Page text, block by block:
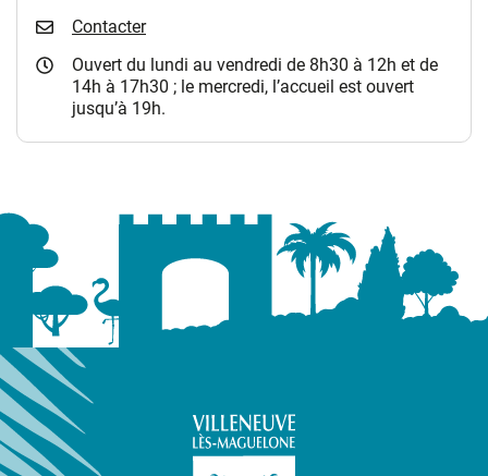
Contacter
Ouvert du lundi au vendredi de 8h30 à 12h et de
14h à 17h30 ; le mercredi, l’accueil est ouvert
jusqu’à 19h.